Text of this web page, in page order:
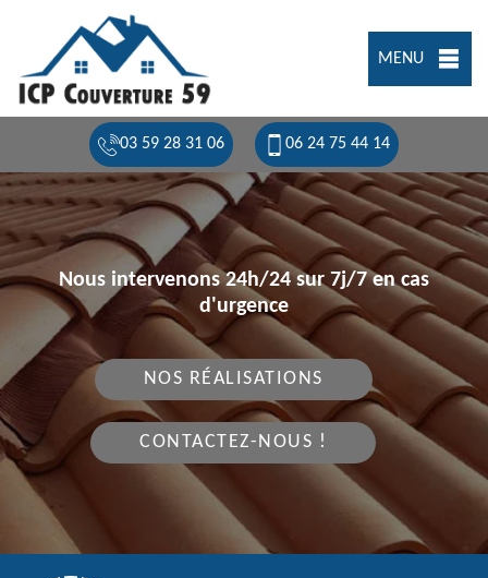
MENU
03 59 28 31 06 06 24 75 44 14
Nous intervenons 24h/24 sur 7j/7 en cas
d'urgence
NOS RÉALISATIONS
CONTACTEZ-NOUS !